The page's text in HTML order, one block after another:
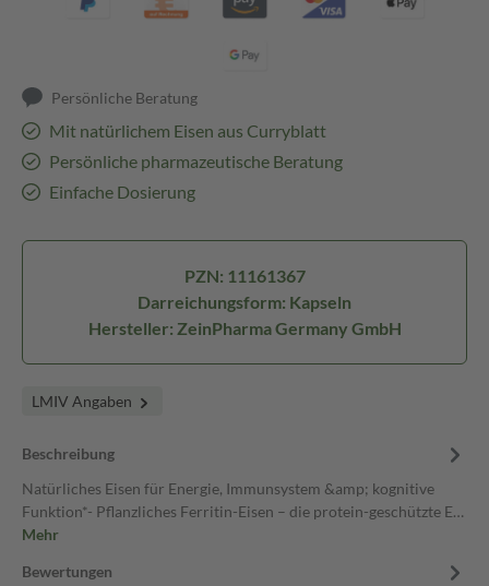
Persönliche Beratung
Mit natürlichem Eisen aus Curryblatt
Persönliche pharmazeutische Beratung
Einfache Dosierung
PZN: 11161367
Darreichungsform: Kapseln
Hersteller: ZeinPharma Germany GmbH
LMIV Angaben
Beschreibung
Natürliches Eisen für Energie, Immunsystem &amp; kognitive
Funktion*- Pflanzliches Ferritin-Eisen – die protein-geschützte E…
Mehr
Bewertungen